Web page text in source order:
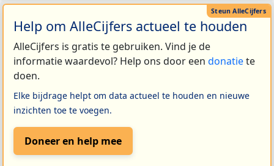
Help om AlleCijfers actueel te houden
AlleCijfers is gratis te gebruiken. Vind je de
informatie waardevol? Help ons door een donatiete
doen.
Elke bijdrage helpt om data actueel te houden en nieuwe
inzichten toe te voegen.
Doneer en help mee